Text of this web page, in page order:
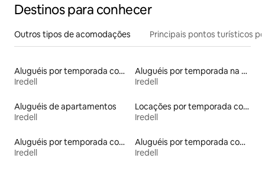
Destinos para conhecer
Outros tipos de acomodações Principais pontos turísticos
Aluguéis por temporada com banheira de hidromassagem
Iredell
Aluguéis por temporada na orla
Iredell
Aluguéis de apartamentos
Iredell
Locações por temporada com piscina
Iredell
Aluguéis por temporada com café da manhã
Iredell
Aluguéis por temporada com acesso ao lago
Iredell